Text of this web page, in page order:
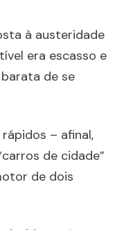
à austeridade
era escasso e
de se
– afinal,
de cidade”
de dois